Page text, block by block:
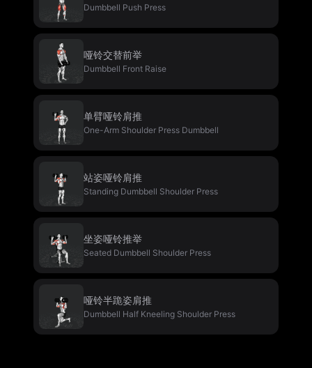
Dumbbell Push Press
哑铃交替前举
Dumbbell Front Raise
单臂哑铃肩推
One-Arm Shoulder Press Dumbbell
站姿哑铃肩推
Standing Dumbbell Shoulder Press
坐姿哑铃推举
Seated Dumbbell Shoulder Press
哑铃半跪姿肩推
Dumbbell Half Kneeling Shoulder Press